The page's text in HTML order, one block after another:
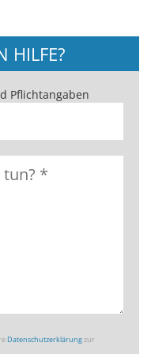
HILFE?
Pflichtangaben
Datenschutzerklärungzur